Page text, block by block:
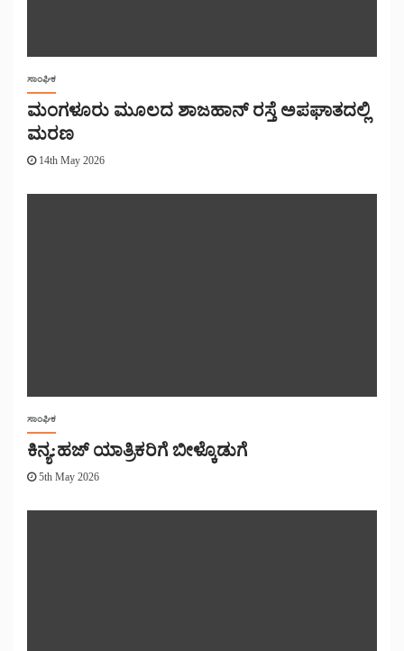
ಸಾಂಘಿಕ
ಮಂಗಳೂರು ಮೂಲದ ಶಾಜಹಾನ್ ರಸ್ತೆ ಅಪಘಾತದಲ್ಲಿ
ಮರಣ
14th May 2026
ಸಾಂಘಿಕ
ಕಿನ್ಯ:ಹಜ್ ಯಾತ್ರಿಕರಿಗೆ ಬೀಳ್ಕೊಡುಗೆ
5th May 2026